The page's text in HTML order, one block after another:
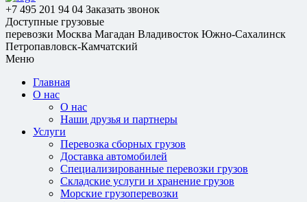
+7 495 201 94 04 Заказать звонок
Доступные грузовые
перевозки Москва Магадан Владивосток Южно-Сахалинск
Петропавловск-Камчатский
Меню
Главная
О нас
О нас
Наши друзья и партнеры
Услуги
Перевозка сборных грузов
Доставка автомобилей
Специализированные перевозки грузов
Складские услуги и хранение грузов
Морские грузоперевозки